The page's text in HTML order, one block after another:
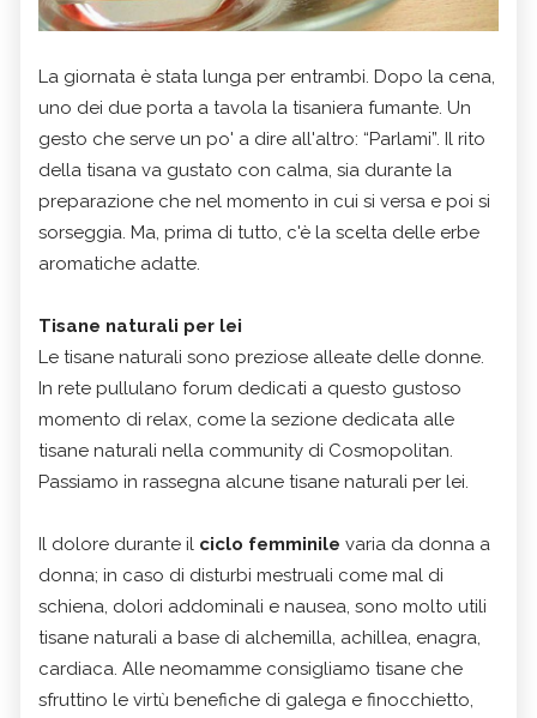
La giornata è stata lunga per entrambi. Dopo la cena,
uno dei due porta a tavola la tisaniera fumante. Un
gesto che serve un po' a dire all'altro: “Parlami”. Il rito
della tisana va gustato con calma, sia durante la
preparazione che nel momento in cui si versa e poi si
sorseggia. Ma, prima di tutto, c'è la scelta delle erbe
aromatiche adatte.
Tisane naturali per lei
Le tisane naturali sono preziose alleate delle donne.
In rete pullulano forum dedicati a questo gustoso
momento di relax, come la sezione dedicata alle
tisane naturali nella community di Cosmopolitan.
Passiamo in rassegna alcune tisane naturali per lei.
Il dolore durante il ciclo femminile varia da donna a
donna; in caso di disturbi mestruali come mal di
schiena, dolori addominali e nausea, sono molto utili
tisane naturali a base di alchemilla, achillea, enagra,
cardiaca. Alle neomamme consigliamo tisane che
sfruttino le virtù benefiche di galega e finocchietto,